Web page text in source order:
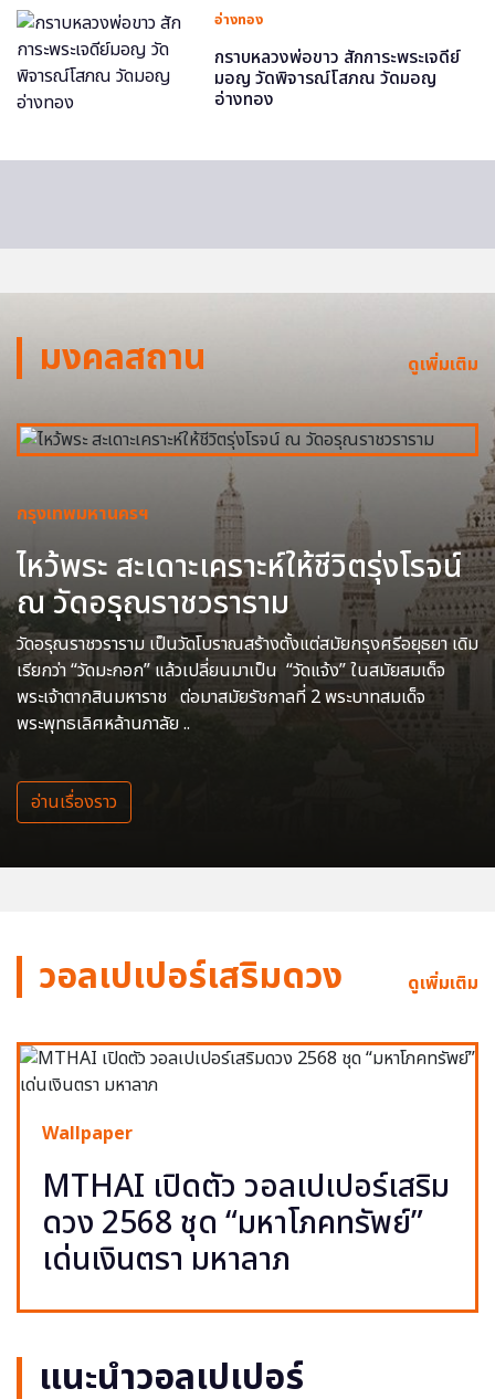
อ่างทอง
กราบหลวงพ่อขาว สักการะพระเจดีย์
มอญ วัดพิจารณ์โสภณ วัดมอญ
อ่างทอง
มงคลสถาน ดูเพิ่มเติม
กรุงเทพมหานครฯ
ไหว้พระ สะเดาะเคราะห์ให้ชีวิตรุ่งโรจน์
ณ วัดอรุณราชวราราม
วัดอรุณราชวราราม เป็นวัดโบราณสร้างตั้งแต่สมัยกรุงศรีอยุธยา เดิม
เรียกว่า “วัดมะกอก” แล้วเปลี่ยนมาเป็น “วัดแจ้ง” ในสมัยสมเด็จ
พระเจ้าตากสินมหาราช ต่อมาสมัยรัชกาลที่ 2 พระบาทสมเด็จ
พระพุทธเลิศหล้านภาลัย ..
อ่านเรื่องราว
วอลเปเปอร์เสริมดวง ดูเพิ่มเติม
Wallpaper
MTHAI เปิดตัว วอลเปเปอร์เสริม
ดวง 2568 ชุด “มหาโภคทรัพย์”
เด่นเงินตรา มหาลาภ
แนะนำวอลเปเปอร์